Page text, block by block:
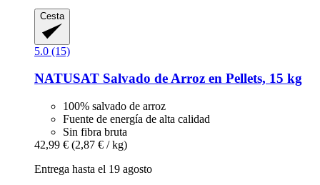
Cesta
5.0 (15)
NATUSAT Salvado de Arroz en Pellets, 15 kg
100% salvado de arroz
Fuente de energía de alta calidad
Sin fibra bruta
42,99 € (2,87 € / kg)
Entrega hasta el 19 agosto